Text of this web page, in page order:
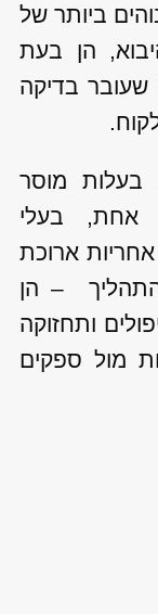
ביותר של
הן בעת
בדיקה
בעלות מוסר
אחת, בעלי
אחריות ארוכת
התהליך – הן
ותחזוקה
מול ספקים